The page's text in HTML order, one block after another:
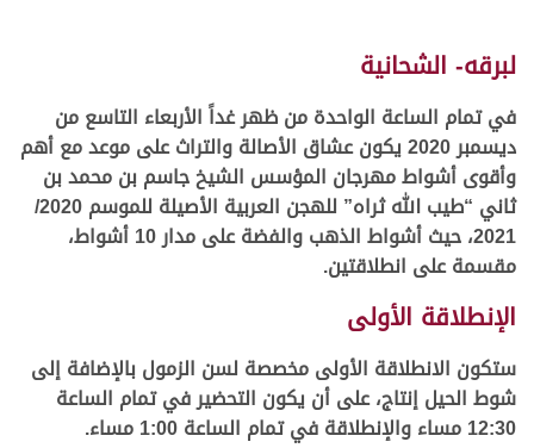
لبرقه- الشحانية
في تمام الساعة الواحدة من ظهر غداً الأربعاء التاسع من
ديسمبر 2020 يكون عشاق الأصالة والتراث على موعد مع أهم
وأقوى أشواط مهرجان المؤسس الشيخ جاسم بن محمد بن
ثاني “طيب الله ثراه” للهجن العربية الأصيلة للموسم 2020/
2021، حيث أشواط الذهب والفضة على مدار 10 أشواط،
مقسمة على انطلاقتين.
الإنطلاقة الأولى
ستكون الانطلاقة الأولى مخصصة لسن الزمول بالإضافة إلى
شوط الحيل إنتاج، على أن يكون التحضير في تمام الساعة
12:30 مساء والإنطلاقة في تمام الساعة 1:00 مساء.